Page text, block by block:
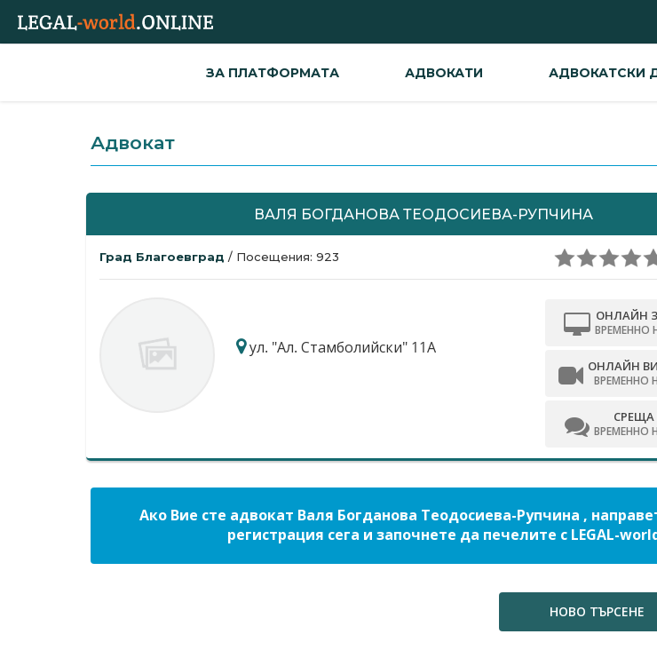
ЗА ПЛАТФОРМАТА АДВОКАТИ АДВОКАТСКИ
Адвокат
ВАЛЯ БОГДАНОВА ТЕОДОСИЕВА-РУПЧИНА
Град Благоевград / Посещения: 923
ул. "Ал. Стамболийски" 11A
ОНЛАЙН
ВРЕМЕННО
ОНЛАЙН
ВРЕМЕННО
ВРЕМЕННО
Ако Вие сте адвокат Валя Богданова Теодосиева-Рупчина ,
регистрация сега и започнете да печелите с LEGAL-
НОВО ТЪРСЕНЕ